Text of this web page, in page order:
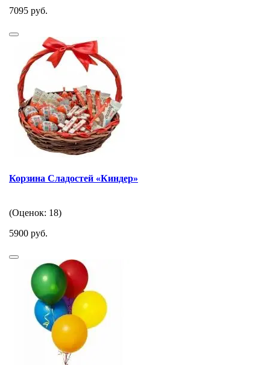
7095 руб.
Корзина Сладостей «Киндер»
(Оценок: 18)
5900 руб.